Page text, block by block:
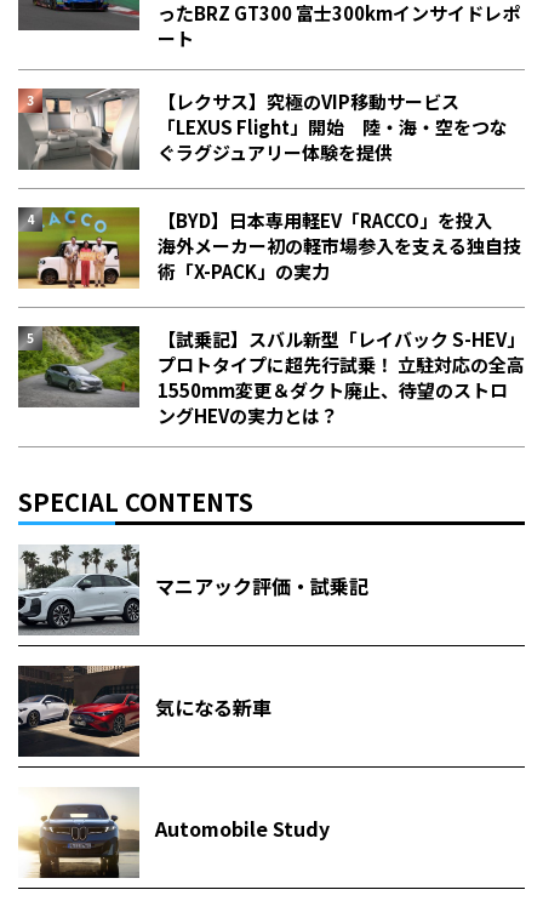
った――BRZ GT300 富士300kmインサイドレポ
ート
【レクサス】究極のVIP移動サービス
「LEXUS Flight」開始 陸・海・空をつな
ぐラグジュアリー体験を提供
【BYD】日本専用軽EV「RACCO」を投入
海外メーカー初の軽市場参入を支える独自技
術「X-PACK」の実力
【試乗記】スバル新型「レイバック S-HEV」
プロトタイプに超先行試乗！ 立駐対応の全高
1550mm変更＆ダクト廃止、待望のストロ
ングHEVの実力とは？
SPECIAL CONTENTS
マニアック評価・試乗記
気になる新車
Automobile Study